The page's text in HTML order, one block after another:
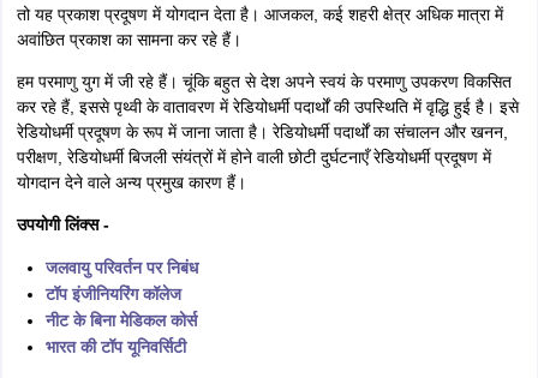
तो यह प्रकाश प्रदूषण में योगदान देता है। आजकल, कई शहरी क्षेत्र अधिक मात्रा में
अवांछित प्रकाश का सामना कर रहे हैं।
हम परमाणु युग में जी रहे हैं। चूंकि बहुत से देश अपने स्वयं के परमाणु उपकरण विकसित
कर रहे हैं, इससे पृथ्वी के वातावरण में रेडियोधर्मी पदार्थों की उपस्थिति में वृद्धि हुई है। इसे
रेडियोधर्मी प्रदूषण के रूप में जाना जाता है। रेडियोधर्मी पदार्थों का संचालन और खनन,
परीक्षण, रेडियोधर्मी बिजली संयंत्रों में होने वाली छोटी दुर्घटनाएँ रेडियोधर्मी प्रदूषण में
योगदान देने वाले अन्य प्रमुख कारण हैं।
उपयोगी लिंक्स -
जलवायु परिवर्तन पर निबंध
टॉप इंजीनियरिंग कॉलेज
नीट के बिना मेडिकल कोर्स
भारत की टॉप यूनिवर्सिटी